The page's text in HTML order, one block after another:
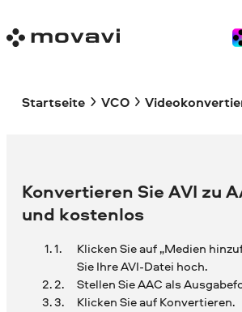
Startseite VCO
Konvertieren Sie AVI zu
und kostenlos
Klicken Sie auf „Medien
Sie IhreAVI-Datei hoch.
Stellen Sie AAC als
Klicken Sie auf Konvertieren.